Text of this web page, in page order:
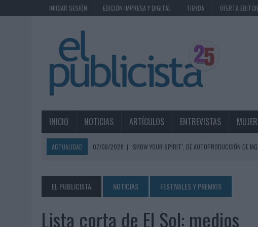
INICIAR SESIÓN EDICIÓN IMPRESA Y DIGITAL TIENDA OFERTA
INICIO NOTICIAS ARTÍCULOS ENTREVISTAS
ACTUALIDAD 07/08/2026 | ‘SHOW YOUR SPIRIT’, DE AUTOPRODUCCIÓN DE
07/08/2026 | MG SPIRIT RELANZA SU MARCA CON UNA ESTRATEGIA 360º
07/08/2026
PATRÓN CONVIERTE EL NUEVO SINGLE DE ARÓN PIPER EN UNA
EL PUBLICISTA NOTICIAS FESTIVALES Y PREMIOS
Lista corta de El Sol: medios